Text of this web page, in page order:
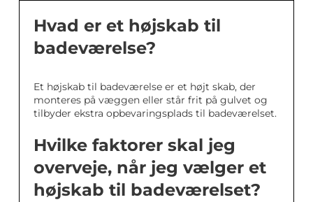
Hvad er et højskab til
badeværelse?
Et højskab til badeværelse er et højt skab, der
monteres på væggen eller står frit på gulvet og
tilbyder ekstra opbevaringsplads til badeværelset.
Hvilke faktorer skal jeg
overveje, når jeg vælger et
højskab til badeværelset?